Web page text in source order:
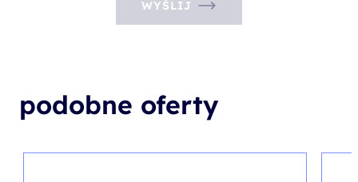
WYŚLIJ
podobne oferty